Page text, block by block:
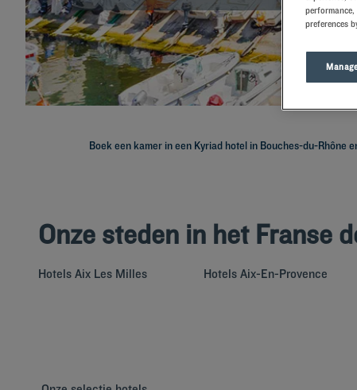
Boek een kamer in een Kyriad hotel in Bouches-du-Rhône
Onze steden in het Franse
Hotels Aix Les Milles Hotels Aix-En-Provence
preferences